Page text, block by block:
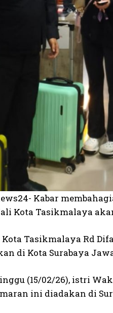
Kabar
Kota Tasikmalaya
Tasikmalaya Rd
di Kota Surabaya
(15/02/26), istri
ini diadakan di